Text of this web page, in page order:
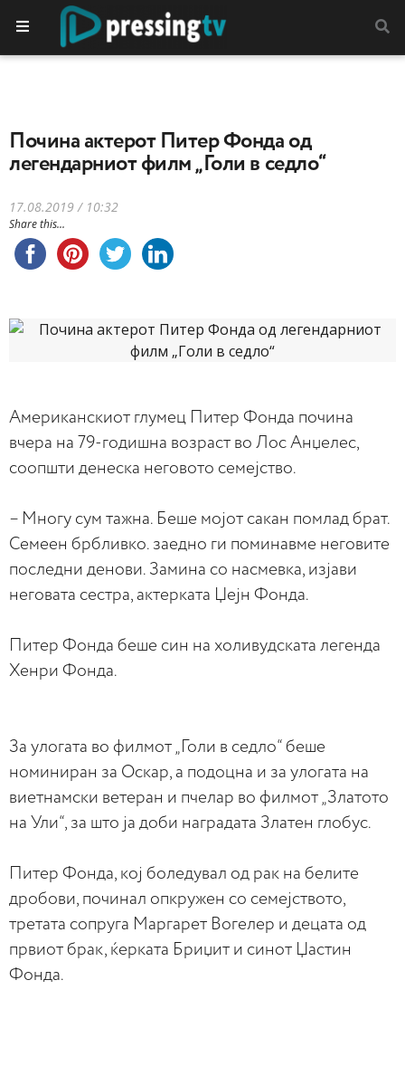
Почина актерот Питер Фонда од
легендарниот филм „Голи в седло“
17.08.2019 / 10:32
Share this...
Американскиот глумец Питер Фонда почина
вчера на 79-годишна возраст во Лос Анџелес,
соопшти денеска неговото семејство.
– Многу сум тажна. Беше мојот сакан помлад брат.
Семеен брбливко. заедно ги поминавме неговите
последни денови. Замина со насмевка, изјави
неговата сестра, актерката Џејн Фонда.
Питер Фонда беше син на холивудската легенда
Хенри Фонда.
За улогата во филмот „Голи в седло“ беше
номиниран за Оскар, а подоцна и за улогата на
виетнамски ветеран и пчелар во филмот „Златото
на Ули“, за што ја доби наградата Златен глобус.
Питер Фонда, кој боледувал од рак на белите
дробови, починал опкружен со семејството,
третата сопруга Маргарет Вогелер и децата од
првиот брак, ќерката Бриџит и синот Џастин
Фонда.